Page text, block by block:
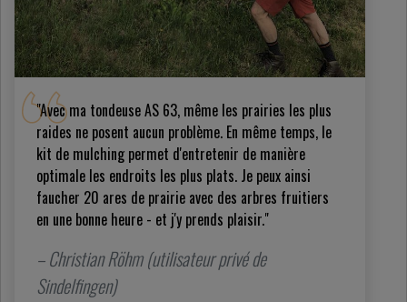
"Avec ma tondeuse AS 63, même les prairies les plus
raides ne posent aucun problème. En même temps, le
kit de mulching permet d'entretenir de manière
optimale les endroits les plus plats. Je peux ainsi
faucher 20 ares de prairie avec des arbres fruitiers
en une bonne heure - et j'y prends plaisir."
– Christian Röhm (utilisateur privé de
Sindelfingen)